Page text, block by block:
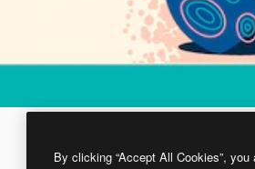
By clicking “Accept All Cookies”,